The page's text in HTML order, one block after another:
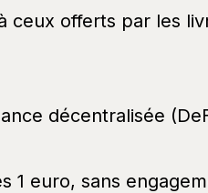
offerts par les
décentralisée
1 euro, sans